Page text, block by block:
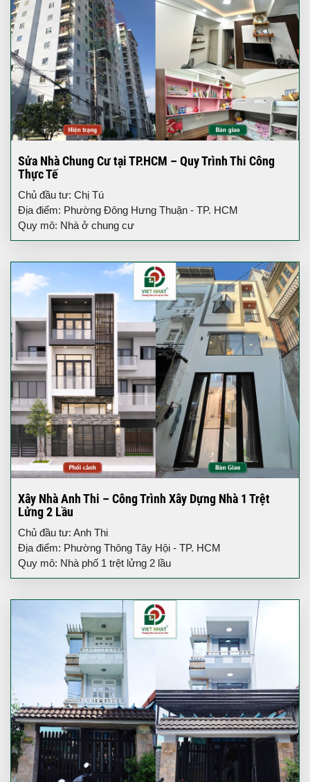
Sửa Nhà Chung Cư tại TP.HCM – Quy Trình Thi Công
Thực Tế
Chủ đầu tư: Chị Tú
Địa điểm: Phường Đông Hưng Thuận - TP. HCM
Quy mô: Nhà ở chung cư
Xây Nhà Anh Thi – Công Trình Xây Dựng Nhà 1 Trệt
Lửng 2 Lầu
Chủ đầu tư: Anh Thi
Địa điểm: Phường Thông Tây Hội - TP. HCM
Quy mô: Nhà phố 1 trệt lửng 2 lầu